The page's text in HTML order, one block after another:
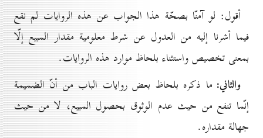
أقول: لو آمنّا بصحّة هذا الجواب عن هذه الروايات لم نقع
فيما أشرنا إليه من العدول عن شرط معلومية مقدار المبيع إلّا
بمعنى تخصيص واستثناء بلحاظ موارد هذه الروايات.
والثاني: ما ذكره بلحاظ بعض روايات الباب من أنّ الضميمة
إنّما تنفع من حيث عدم الوثوق بحصول المبيع، لا من حيث
جهالة مقداره.